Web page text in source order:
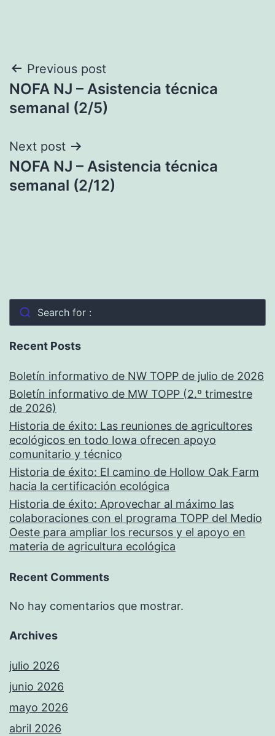
Navegación
de
Previous post
NOFA NJ – Asistencia técnica
semanal (2/5)
Next post
NOFA NJ – Asistencia técnica
semanal (2/12)
Search for :
Recent Posts
Boletín informativo de NW TOPP de julio de 2026
Boletín informativo de MW TOPP (2.º trimestre
de 2026)
Historia de éxito: Las reuniones de agricultores
ecológicos en todo Iowa ofrecen apoyo
comunitario y técnico
Historia de éxito: El camino de Hollow Oak Farm
hacia la certificación ecológica
Historia de éxito: Aprovechar al máximo las
colaboraciones con el programa TOPP del Medio
Oeste para ampliar los recursos y el apoyo en
materia de agricultura ecológica
Recent Comments
No hay comentarios que mostrar.
Archives
julio 2026
junio 2026
mayo 2026
abril 2026